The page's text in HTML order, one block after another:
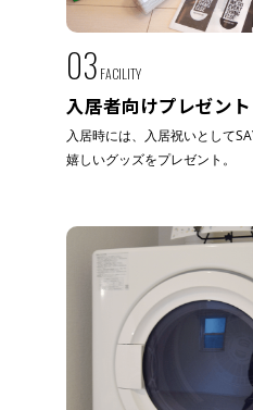
03 FACILITY
入居者向けプレゼント
入居時には、入居祝いとして
嬉しいグッズをプレゼント。